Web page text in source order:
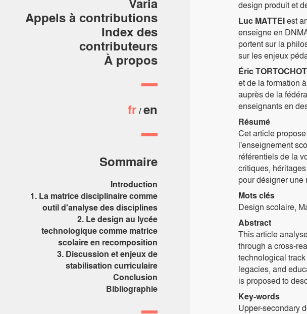
Appels à contributions
Index des
contributeurs
À propos
fr en
Sommaire
Introduction
1. La matrice disciplinaire comme
outil d'analyse des disciplines
2. Le design au lycée
technologique comme matrice
scolaire en recomposition
3. Discussion et enjeux de
stabilisation curriculaire
Conclusion
Bibliographie
design produit et
Luc MATTEIest
enseigne en
portent sur la
sur les enjeux
Éric TORTOCHOT
et de la formation
auprès de la
enseignants en
Résumé
Cet article
l'enseignement
référentiels de la
critiques,
pour désigner
Mots clés
Design scolaire,
Abstract
This article
through a cross-
technological
legacies, and
is proposed to
Key-words
Upper-secondary